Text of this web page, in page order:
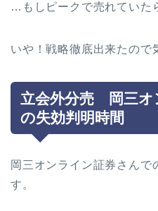
…もしピークで売れていた
いや！戦略徹底出来たので
立会外分売 岡三オ
の失効判明時間
岡三オンライン証券さんで
す。